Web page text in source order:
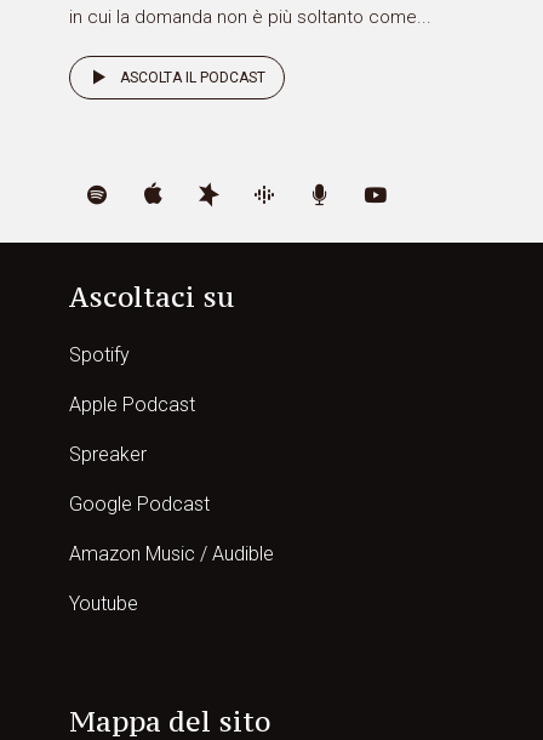
in cui la domanda non è più soltanto come...
ASCOLTA IL PODCAST
Ascoltaci su
Spotify
Apple Podcast
Spreaker
Google Podcast
Amazon Music / Audible
Youtube
Mappa del sito